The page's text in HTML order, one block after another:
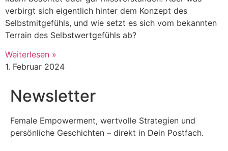
verbirgt sich eigentlich hinter dem Konzept des
Selbstmitgefühls, und wie setzt es sich vom bekannten
Terrain des Selbstwertgefühls ab?
Weiterlesen »
1. Februar 2024
Newsletter
Female Empowerment, wertvolle Strategien und
persönliche Geschichten – direkt in Dein Postfach.